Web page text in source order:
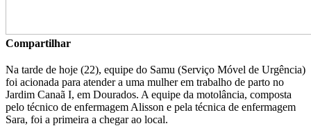
Compartilhar
Na tarde de hoje (22), equipe do Samu (Serviço Móvel de Urgência)
foi acionada para atender a uma mulher em trabalho de parto no
Jardim Canaã I, em Dourados. A equipe da motolância, composta
pelo técnico de enfermagem Alisson e pela técnica de enfermagem
Sara, foi a primeira a chegar ao local.